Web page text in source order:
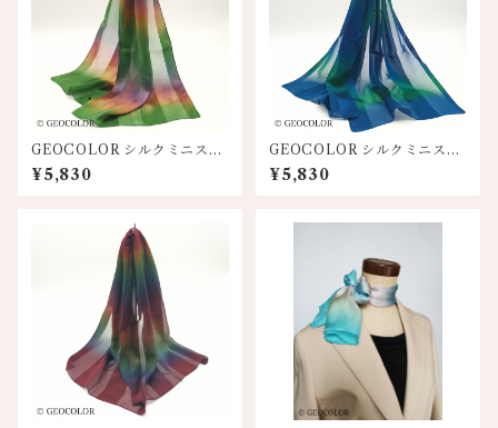
GEOCOLOR シルクミニスカ
ーフ100S【グリーン系】
¥5,830
GEOCOLOR シルクミニスカ
ーフ100S【ブルー系】
¥5,830